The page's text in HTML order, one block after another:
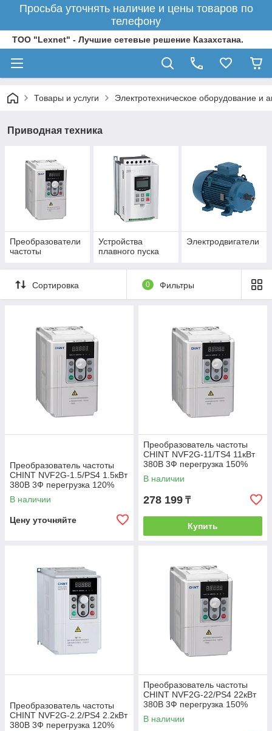
Просьба уточнять наличие и цены товаров по
телефону
ТОО "Lexnet" - Лучшие сетевые решение Казахстана.
Товары и услуги Электротехническое оборудование и
Приводная техника
Преобразователи
частоты
Устройства
плавного пуска
Электродвигатели
Сортировка 0 Фильтры
Преобразователь частоты
CHINT NVF2G-1.5/PS4 1.5кВт
380В 3Ф перегрузка 120%
В наличии
Цену уточняйте
Преобразователь частоты
CHINT NVF2G-11/TS4 11кВт
380В 3Ф перегрузка 150%
В наличии
278 199 ₸
Купить
Преобразователь частоты
CHINT NVF2G-2.2/PS4 2.2кВт
380В 3Ф перегрузка 120%
Преобразователь частоты
CHINT NVF2G-22/PS4 22кВт
380В 3Ф перегрузка 150%
В наличии